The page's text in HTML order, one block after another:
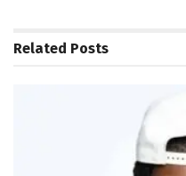
Related Posts